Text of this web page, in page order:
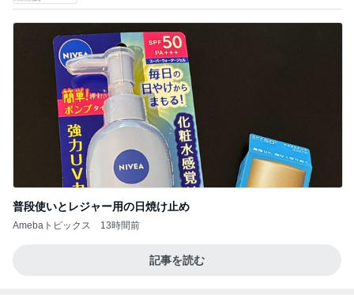
普段使いとレジャー用の日焼け止め
Amebaトピックス 13時間前
記事を読む